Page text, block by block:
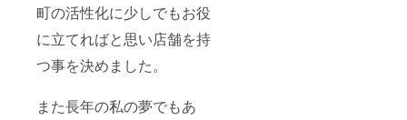
町の活性化に少しでもお役
に立てればと思い店舗を持
つ事を決めました。
また長年の私の夢でもあ